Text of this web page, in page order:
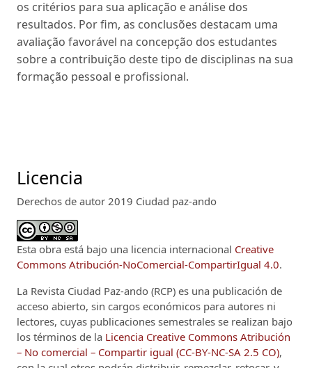
os critérios para sua aplicação e análise dos
resultados. Por fim, as conclusões destacam uma
avaliação favorável na concepção dos estudantes
sobre a contribuição deste tipo de disciplinas na sua
formação pessoal e profissional.
Licencia
Derechos de autor 2019 Ciudad paz-ando
Esta obra está bajo una licencia internacional Creative
Commons Atribución-NoComercial-CompartirIgual 4.0.
La Revista Ciudad Paz-ando (RCP) es una publicación de
acceso abierto, sin cargos económicos para autores ni
lectores, cuyas publicaciones semestrales se realizan bajo
los términos de la Licencia Creative Commons Atribución
– No comercial – Compartir igual (CC-BY-NC-SA 2.5 CO),